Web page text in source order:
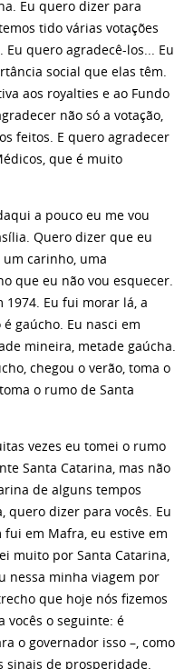
Eu quero dizer para
tido várias votações
Eu quero agradecê-los... Eu
social que elas têm.
aos royalties e ao Fundo
não só a votação,
feitos. E quero agradecer
que é muito
a pouco eu me vou
Quero dizer que eu
carinho, uma
que eu não vou esquecer.
1974. Eu fui morar lá, a
gaúcho. Eu nasci em
mineira, metade gaúcha.
chegou o verão, toma o
o rumo de Santa
vezes eu tomei o rumo
Santa Catarina, mas não
de alguns tempos
quero dizer para vocês. Eu
em Mafra, eu estive em
muito por Santa Catarina,
nessa minha viagem por
que hoje nós fizemos
vocês o seguinte: é
o governador isso –, como
sinais de prosperidade.